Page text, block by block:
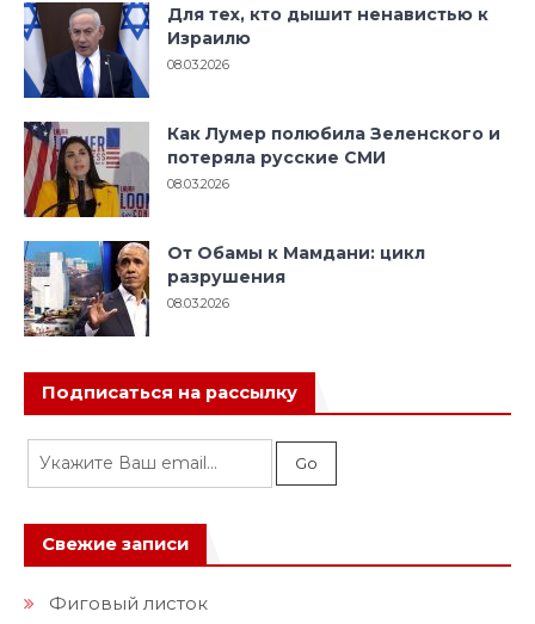
Для тех, кто дышит ненавистью к
Израилю
08.03.2026
Как Лумер полюбила Зеленского и
потеряла русские СМИ
08.03.2026
От Обамы к Мамдани: цикл
разрушения
08.03.2026
Подписаться на рассылку
Свежие записи
Фиговый листок